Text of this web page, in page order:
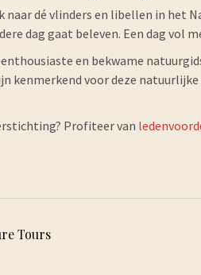
naar dé vlinders en libellen in het
dag gaat beleven. Een dag
en bekwame
kenmerkend voor deze
Profiteer van
Tours